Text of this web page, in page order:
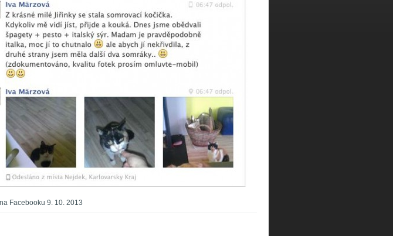
Facebooku 9. 10. 2013